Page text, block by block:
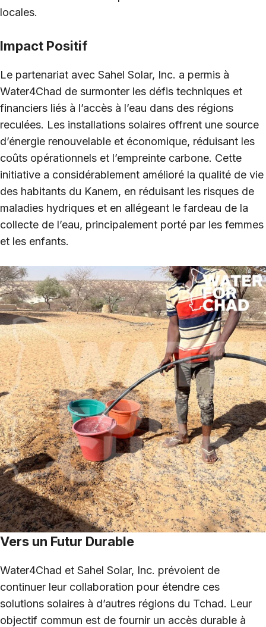
locales.
Impact Positif
Le partenariat avec Sahel Solar, Inc. a permis à
Water4Chad de surmonter les défis techniques et
financiers liés à l’accès à l’eau dans des régions
reculées. Les installations solaires offrent une source
d’énergie renouvelable et économique, réduisant les
coûts opérationnels et l’empreinte carbone. Cette
initiative a considérablement amélioré la qualité de vie
des habitants du Kanem, en réduisant les risques de
maladies hydriques et en allégeant le fardeau de la
collecte de l’eau, principalement porté par les femmes
et les enfants.
Vers un Futur Durable
Water4Chad et Sahel Solar, Inc. prévoient de
continuer leur collaboration pour étendre ces
solutions solaires à d’autres régions du Tchad. Leur
objectif commun est de fournir un accès durable à